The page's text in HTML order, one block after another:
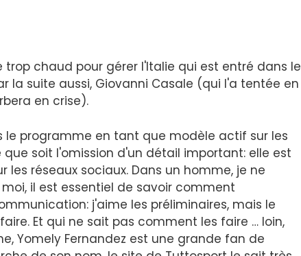
chaud pour gérer l'Italie qui est entré dans le
la suite aussi, Giovanni Casale (qui l'a tentée en
en crise).
programme en tant que modèle actif sur les
soit l'omission d'un détail important: elle est
les réseaux sociaux. Dans un homme, je ne
il est essentiel de savoir comment
j'aime les préliminaires, mais le
Et qui ne sait pas comment les faire … loin,
Yomely Fernandez est une grande fan de